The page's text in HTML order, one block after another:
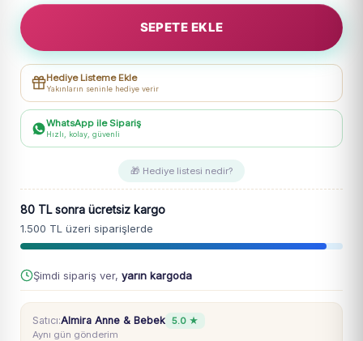
Lacivert
The
Power
Of
Yazılı
Şortlu
Takım
9-
adet
SEPETE EKLE
Hediye Listeme Ekle
Yakınların seninle hediye verir
WhatsApp ile Sipariş
Hızlı, kolay, güvenli
🎁 Hediye listesi nedir?
80 TL sonra ücretsiz kargo
1.500 TL üzeri siparişlerde
Şimdi sipariş ver,yarın kargoda
Satıcı:Almira Anne & Bebek 5.0 ★
Aynı gün gönderim